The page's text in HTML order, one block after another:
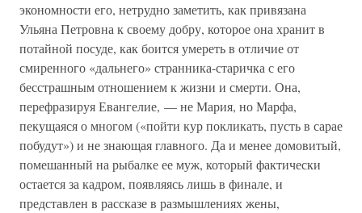
экономности его, нетрудно заметить, как привязана
Ульяна Петровна к своему добру, которое она хранит в
потайной посуде, как боится умереть в отличие от
смиренного «дальнего» странника-старичка с его
бесстрашным отношением к жизни и смерти. Она,
перефразируя Евангелие, — не Мария, но Марфа,
пекущаяся о многом («пойти кур покликать, пусть в сарае
побудут») и не знающая главного. Да и менее домовитый,
помешанный на рыбалке ее муж, который фактически
остается за кадром, появляясь лишь в финале, и
представлен в рассказе в размышлениях жены,